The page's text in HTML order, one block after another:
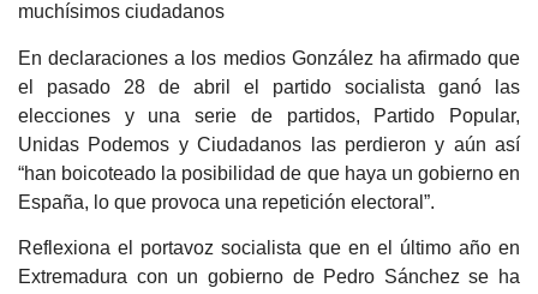
muchísimos ciudadanos
En declaraciones a los medios González ha afirmado que
el pasado 28 de abril el partido socialista ganó las
elecciones y una serie de partidos, Partido Popular,
Unidas Podemos y Ciudadanos las perdieron y aún así
“han boicoteado la posibilidad de que haya un gobierno en
España, lo que provoca una repetición electoral”.
Reflexiona el portavoz socialista que en el último año en
Extremadura con un gobierno de Pedro Sánchez se ha